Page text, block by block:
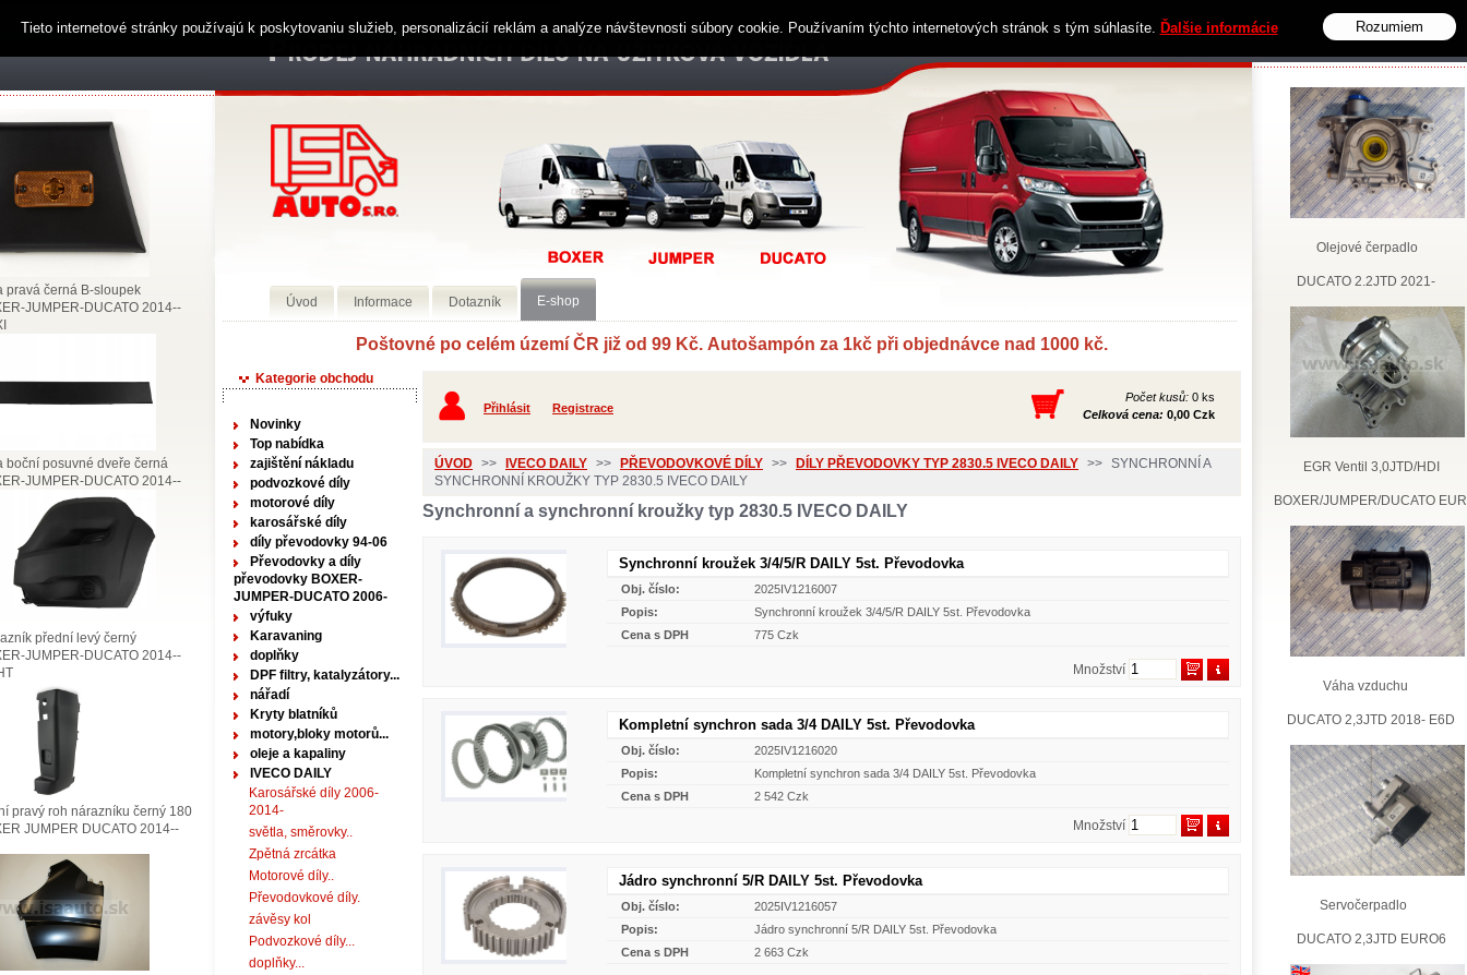
Obchodní podmínky Kontakt
Poštovné po celém území ČR již od 99 Kč. Autošampón za 1kč při objednávce nad 1000 kč.
Kategorie obchodu
Novinky
Top nabídka
zajištění nákladu
podvozkové díly
motorové díly
karosářské díly
díly převodovky 94-06
Převodovky a díly
převodovky BOXER-
JUMPER-DUCATO 2006-
výfuky
Karavaning
doplňky
DPF filtry, katalyzátory...
nářadí
Kryty blatníků
motory,bloky motorů...
oleje a kapaliny
IVECO DAILY
Karosářské díly 2006-
2014-
světla, směrovky..
Zpětná zrcátka
Motorové díly..
Převodovkové díly.
závěsy kol
Podvozkové díly...
doplňky...
Přihlásit Registrace
Počet kusů: 0 ks
Celková cena: 0,00 Czk
ÚVOD >> IVECO DAILY >> PŘEVODOVKOVÉ DÍLY >> DÍLY PŘEVODOVKY TYP 2830.5 IVECO DAILY >> SYNCHRONNÍ A
SYNCHRONNÍ KROUŽKY TYP 2830.5 IVECO DAILY
Synchronní a synchronní kroužky typ 2830.5 IVECO DAILY
Synchronní kroužek 3/4/5/R DAILY 5st. Převodovka
Obj. číslo:
2025IV1216007
Popis:
Synchronní kroužek 3/4/5/R DAILY 5st. Převodovka
Cena s DPH
775 Czk
Množství
Kompletní synchron sada 3/4 DAILY 5st. Převodovka
Obj. číslo:
2025IV1216020
Popis:
Kompletní synchron sada 3/4 DAILY 5st. Převodovka
Cena s DPH
2 542 Czk
Množství
Jádro synchronní 5/R DAILY 5st. Převodovka
Obj. číslo:
2025IV1216057
Popis:
Jádro synchronní 5/R DAILY 5st. Převodovka
Cena s DPH
2 663 Czk
Úvod Informace Dotazník E-shop
pravá černá B-sloupek
JUMPER-DUCATO 2014--
boční posuvné dveře černá
JUMPER-DUCATO 2014--
přední levý černý
JUMPER-DUCATO 2014--
pravý roh nárazníku černý 180
JUMPER DUCATO 2014--
Olejové čerpadlo
DUCATO 2.2JTD 2021-
EGR Ventil 3,0JTD/HDI
BOXER/JUMPER/DUCATO
Váha vzduchu
DUCATO 2,3JTD 2018- E6D
Servočerpadlo
DUCATO 2,3JTD EURO6
Tieto internetové stránky používajú k poskytovaniu služieb, personalizácií reklám a analýze návštevnosti súbory cookie. Používaním týchto internetových stránok s tým súhlasíte. Ďalšie informácie Rozumiem